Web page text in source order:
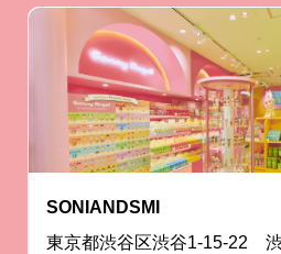
SONIANDSMI
東京都渋谷区渋谷1-15-22